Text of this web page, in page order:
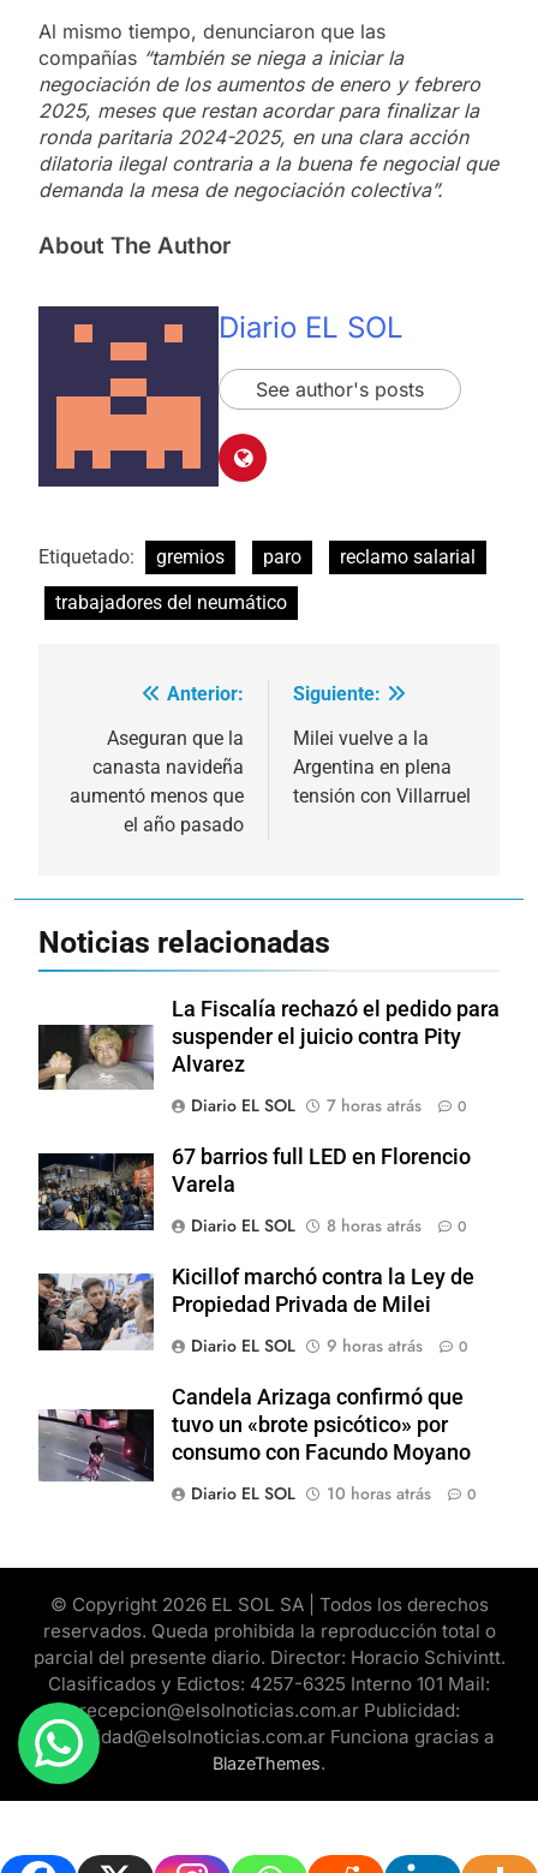
Al mismo tiempo, denunciaron que las
compañías “también se niega a iniciar la
negociación de los aumentos de enero y febrero
2025, meses que restan acordar para finalizar la
ronda paritaria 2024-2025, en una clara acción
dilatoria ilegal contraria a la buena fe negocial que
demanda la mesa de negociación colectiva”.
About The Author
Diario EL SOL
See author's posts
Etiquetado: gremios paro
reclamo salarial
trabajadores del neumático
Navegación
entradas
Anterior:
Aseguran que la
canasta navideña
aumentó menos que
el año pasado
Siguiente:
Milei vuelve a la
Argentina en plena
tensión con Villarruel
Noticias relacionadas
La Fiscalía rechazó el pedido para
suspender el juicio contra Pity
Alvarez
Diario EL SOL
7 horas atrás 0
67 barrios full LED en Florencio
Varela
Diario EL SOL
8 horas atrás 0
Kicillof marchó contra la Ley de
Propiedad Privada de Milei
Diario EL SOL
9 horas atrás 0
Candela Arizaga confirmó que
tuvo un «brote psicótico» por
consumo con Facundo Moyano
Diario EL SOL
10 horas atrás 0
© Copyright 2026 EL SOL SA | Todos los derechos
reservados. Queda prohibida la reproducción total o
parcial del presente diario. Director: Horacio Schivintt.
Clasificados y Edictos: 4257-6325 Interno 101 Mail:
recepcion@elsolnoticias.com.ar Publicidad:
publicidad@elsolnoticias.com.ar Funciona gracias a
BlazeThemes.